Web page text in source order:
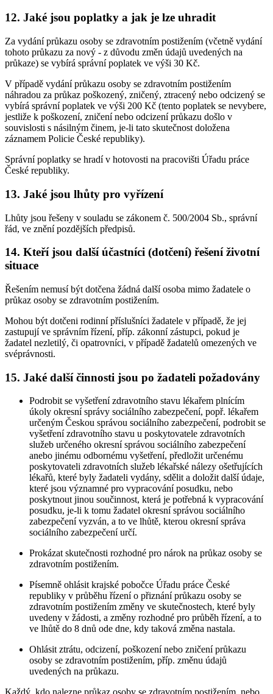
12. Jaké jsou poplatky a jak je lze uhradit
Za vydání průkazu osoby se zdravotním postižením (včetně vydání
tohoto průkazu za nový - z důvodu změn údajů uvedených na
průkaze) se vybírá správní poplatek ve výši 30 Kč.
V případě vydání průkazu osoby se zdravotním postižením
náhradou za průkaz poškozený, zničený, ztracený nebo odcizený se
vybírá správní poplatek ve výši 200 Kč (tento poplatek se nevybere,
jestliže k poškození, zničení nebo odcizení průkazu došlo v
souvislosti s násilným činem, je-li tato skutečnost doložena
záznamem Policie České republiky).
Správní poplatky se hradí v hotovosti na pracovišti Úřadu práce
České republiky.
13. Jaké jsou lhůty pro vyřízení
Lhůty jsou řešeny v souladu se zákonem č. 500/2004 Sb., správní
řád, ve znění pozdějších předpisů.
14. Kteří jsou další účastníci (dotčení) řešení životní
situace
Řešením nemusí být dotčena žádná další osoba mimo žadatele o
průkaz osoby se zdravotním postižením.
Mohou být dotčeni rodinní příslušníci žadatele v případě, že jej
zastupují ve správním řízení, příp. zákonní zástupci, pokud je
žadatel nezletilý, či opatrovníci, v případě žadatelů omezených ve
svéprávnosti.
15. Jaké další činnosti jsou po žadateli požadovány
Podrobit se vyšetření zdravotního stavu lékařem plnícím
úkoly okresní správy sociálního zabezpečení, popř. lékařem
určeným Českou správou sociálního zabezpečení, podrobit se
vyšetření zdravotního stavu u poskytovatele zdravotních
služeb určeného okresní správou sociálního zabezpečení
anebo jinému odbornému vyšetření, předložit určenému
poskytovateli zdravotních služeb lékařské nálezy ošetřujících
lékařů, které byly žadateli vydány, sdělit a doložit další údaje,
které jsou významné pro vypracování posudku, nebo
poskytnout jinou součinnost, která je potřebná k vypracování
posudku, je-li k tomu žadatel okresní správou sociálního
zabezpečení vyzván, a to ve lhůtě, kterou okresní správa
sociálního zabezpečení určí.
Prokázat skutečnosti rozhodné pro nárok na průkaz osoby se
zdravotním postižením.
Písemně ohlásit krajské pobočce Úřadu práce České
republiky v průběhu řízení o přiznání průkazu osoby se
zdravotním postižením změny ve skutečnostech, které byly
uvedeny v žádosti, a změny rozhodné pro průběh řízení, a to
ve lhůtě do 8 dnů ode dne, kdy taková změna nastala.
Ohlásit ztrátu, odcizení, poškození nebo zničení průkazu
osoby se zdravotním postižením, příp. změnu údajů
uvedených na průkazu.